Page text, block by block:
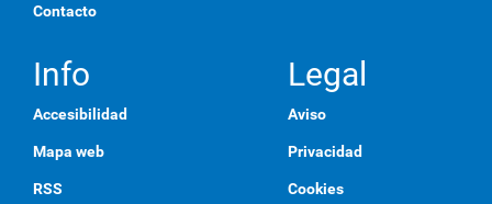
Contacto
Info
Accesibilidad
Mapa web
RSS
Legal
Aviso
Privacidad
Cookies